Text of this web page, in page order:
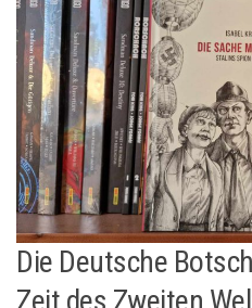
Die Deutsche
Zeit des Zweiten